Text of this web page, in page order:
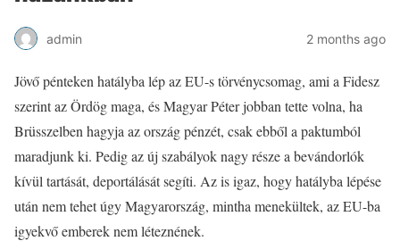
admin 2 months ago
Jövő pénteken hatályba lép az EU-s törvénycsomag, ami a Fidesz
szerint az Ördög maga, és Magyar Péter jobban tette volna, ha
Brüsszelben hagyja az ország pénzét, csak ebből a paktumból
maradjunk ki. Pedig az új szabályok nagy része a bevándorlók
kívül tartását, deportálását segíti. Az is igaz, hogy hatályba lépése
után nem tehet úgy Magyarország, mintha menekültek, az EU-ba
igyekvő emberek nem léteznének.